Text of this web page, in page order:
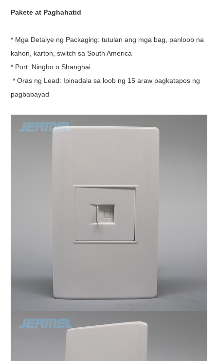
Pakete at Paghahatid
* Mga Detalye ng Packaging: tutulan ang mga bag, panloob na
kahon, karton, switch sa South America
* Port: Ningbo o Shanghai
* Oras ng Lead: Ipinadala sa loob ng 15 araw pagkatapos ng
pagbabayad